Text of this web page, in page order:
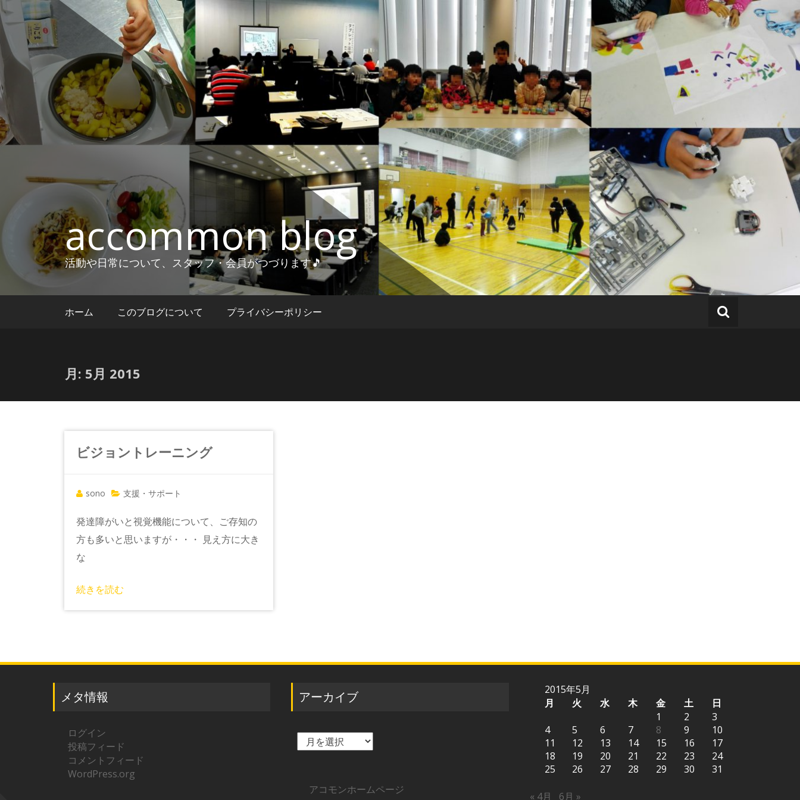
コ
ン
テ
ン
ツ
ス
キ
ッ
プ
accommon blog
活動や日常について、スタッフ・会員がつづります🎵
ホーム このブログについて プライバシーポリシー
月: 5月 2015
ビジョントレーニング
sono 支援・サポート
発達障がいと視覚機能について、ご存知の
方も多いと思いますが・・・ 見え方に大き
な
続きを読む
メタ情報
ログイン
投稿フィード
コメントフィード
WordPress.org
アーカイブ
ア
アコモンホームページ
2015年5月
月
火 水 木 金 土
日
1
2
3
4
5 6 7 8 9
10
11
12 13 14 15 16
17
18
19 20 21 22 23
24
25
26 27 28 29 30 31
« 4月 6月 »